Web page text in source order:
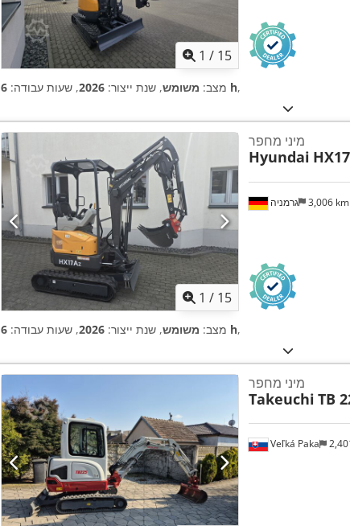
1 / 15
מצב: משומש, שנת ייצור: 2026, שעות עבודה: 6 h,
1 / 15
גרמניה 3,006 km
מיני מחפר
Hyundai
מצב: משומש, שנת ייצור: 2026, שעות עבודה: 6 h,
Veľká Paka
מיני מחפר
Takeuchi TB